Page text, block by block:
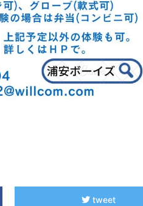
tweet